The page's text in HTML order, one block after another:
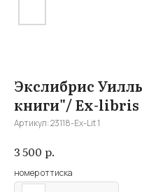
Экслибрис
книги"/ Ex-
Артикул:23118-Ex-Lit 1
3 500 р.
номер оттиска